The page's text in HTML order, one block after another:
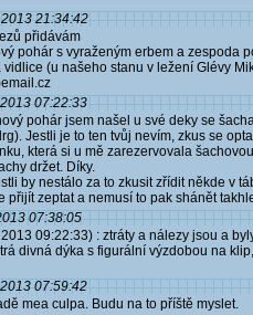
21:34:42
přidávám
pohár s vyraženým erbem a zespoda
(u našeho stanu v ležení Glévy
07:22:33
pohár jsem našel u své deky se
Jestli je to ten tvůj nevím, zkus se
která si u mě zarezervovala
držet. Díky.
by nestálo za to zkusit zřídit někde v
přijít zeptat a nemusí to pak shánět
07:38:05
09:22:33) : ztráty a nálezy jsou a
divná dýka s figurální výzdobou na
07:59:42
mea culpa. Budu na to příště myslet.